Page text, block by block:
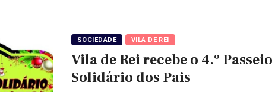
SOCIEDADE VILA DE REI
Vila de Rei recebe o 4.º Passeio
Solidário dos Pais